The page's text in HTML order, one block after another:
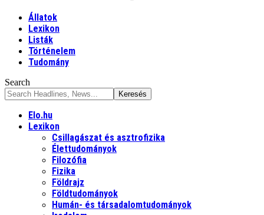
Állatok
Lexikon
Listák
Történelem
Tudomány
Search
Elo.hu
Lexikon
Csillagászat és asztrofizika
Élettudományok
Filozófia
Fizika
Földrajz
Földtudományok
Humán- és társadalomtudományok